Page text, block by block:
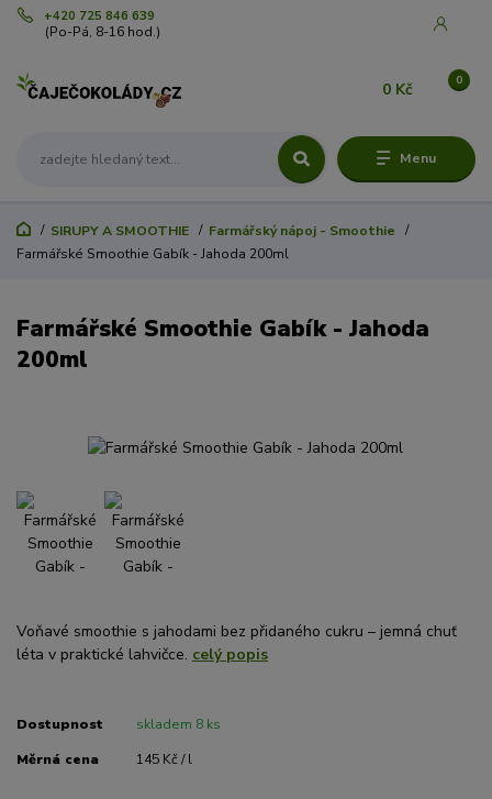
Menu
+420 725 846 639
(Po-Pá, 8-16 hod.)
0
0 Kč
SIRUPY A SMOOTHIE
Farmářský nápoj - Smoothie
Farmářské Smoothie Gabík - Jahoda 200ml
Farmářské Smoothie Gabík - Jahoda
200ml
Voňavé smoothie s jahodami bez přidaného cukru – jemná chuť
léta v praktické lahvičce. celý popis
Dostupnost skladem 8 ks
Měrná cena 145 Kč / l